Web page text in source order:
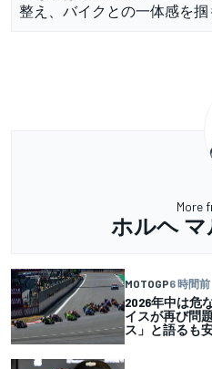
整え、バイクとの一体感を掴
More
ホルヘ
MOTOGP6 時間前
2026年中は危
イスが再び問
ス」と語るも